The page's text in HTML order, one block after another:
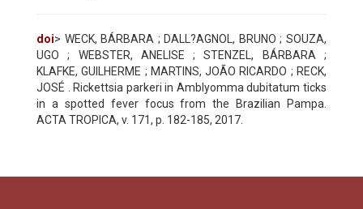
doi> WECK, BÁRBARA ; DALL?AGNOL, BRUNO ; SOUZA,
UGO ; WEBSTER, ANELISE ; STENZEL, BÁRBARA ;
KLAFKE, GUILHERME ; MARTINS, JOÃO RICARDO ; RECK,
JOSÉ . Rickettsia parkeri in Amblyomma dubitatum ticks
in a spotted fever focus from the Brazilian Pampa.
ACTA TROPICA, v. 171, p. 182-185, 2017.